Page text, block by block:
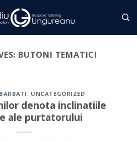
BUTONI TEMATICI
, UNCATEGORIZED
denota inclinatiile
ale purtatorului